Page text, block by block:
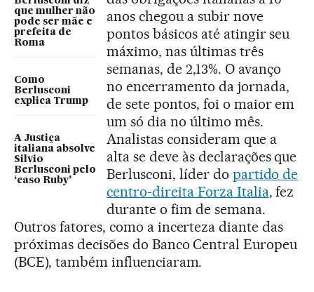
que mulher não
pode ser mãe e
prefeita de
Roma
Como
Berlusconi
explica Trump
A Justiça
italiana absolve
Silvio
Berlusconi pelo
‘caso Ruby’
anos chegou a subir nove
pontos básicos até atingir seu
máximo, nas últimas três
semanas, de 2,13%. O avanço
no encerramento da jornada,
de sete pontos, foi o maior em
um só dia no último mês.
Analistas consideram que a
alta se deve às declarações que
Berlusconi, líder do partido de
centro-direita Forza Italia, fez
durante o fim de semana.
Outros fatores, como a incerteza diante das
próximas decisões do Banco Central Europeu
(BCE), também influenciaram.